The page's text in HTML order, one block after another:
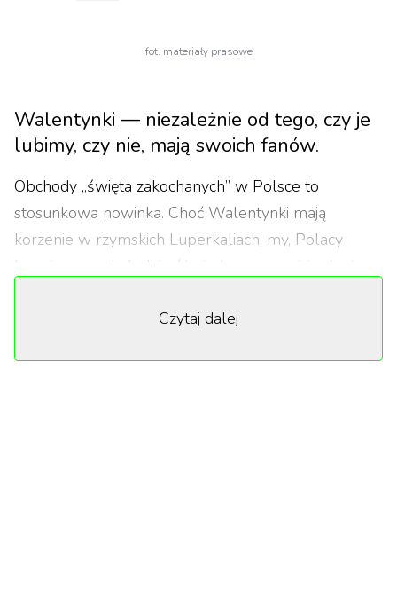
fot. materiały prasowe
Walentynki — niezależnie od tego, czy je
lubimy, czy nie, mają swoich fanów.
Obchody „święta zakochanych” w Polsce to
stosunkowa nowinka. Choć Walentynki mają
korzenie w rzymskich Luperkaliach, my, Polacy
kupujemy czekoladki, róże i pluszowe misie dopiero
Czytaj dalej